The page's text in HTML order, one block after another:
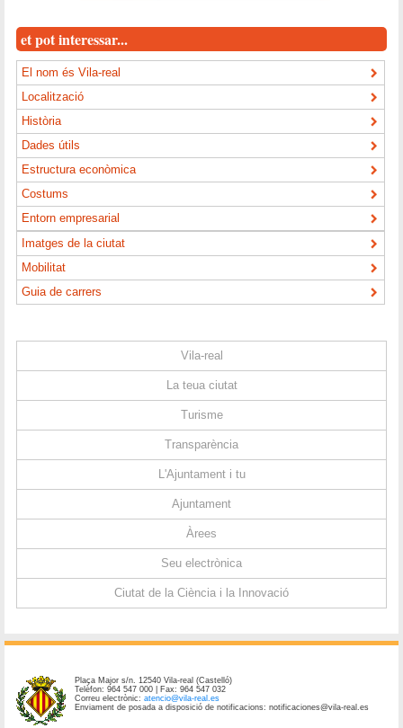
et pot interessar...
El nom és Vila-real
Localització
Història
Dades útils
Estructura econòmica
Costums
Entorn empresarial
Imatges de la ciutat
Mobilitat
Guia de carrers
Vila-real
La teua ciutat
Turisme
Transparència
L'Ajuntament i tu
Ajuntament
Àrees
Seu electrònica
Ciutat de la Ciència i la Innovació
Plaça Major s/n. 12540 Vila-real (Castelló)
Telèfon: 964 547 000 | Fax: 964 547 032
Correu electrònic:atencio@vila-real.es
Enviament de posada a disposició de notificacions: notificaciones@vila-real.es